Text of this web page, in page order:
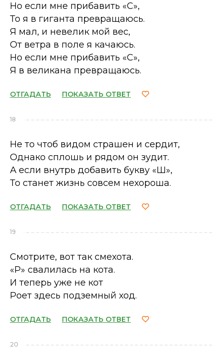
Но если мне прибавить «С»,
То я в гиганта превращаюсь.
Я мал, и невелик мой вес,
От ветра в поле я качаюсь.
Но если мне прибавить «С»,
Я в великана превращаюсь.
ОТГАДАТЬ ПОКАЗАТЬ ОТВЕТ
18
Не то чтоб видом страшен и сердит,
Однако сплошь и рядом он зудит.
А если внутрь добавить букву «Ш»,
То станет жизнь совсем нехороша.
ОТГАДАТЬ ПОКАЗАТЬ ОТВЕТ
19
Смотрите, вот так смехота.
«Р» свалилась на кота.
И теперь уже не кот
Роет здесь подземный ход.
ОТГАДАТЬ ПОКАЗАТЬ ОТВЕТ
20